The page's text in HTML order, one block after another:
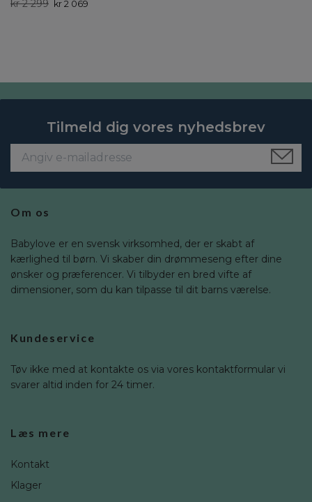
kr 2 299 kr 2 069
Tilmeld dig vores nyhedsbrev
Om os
Babylove er en svensk virksomhed, der er skabt af
kærlighed til børn. Vi skaber din drømmeseng efter dine
ønsker og præferencer. Vi tilbyder en bred vifte af
dimensioner, som du kan tilpasse til dit barns værelse.
Kundeservice
Tøv ikke med at kontakte os via vores kontaktformular vi
svarer altid inden for 24 timer.
Læs mere
Kontakt
Klager